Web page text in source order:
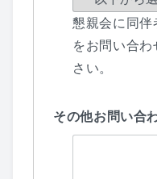
懇親会に同伴
をお問い合
さい。
その他お問い合